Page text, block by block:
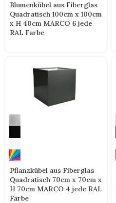
Blumenkübel aus Fiberglas
Quadratisch 100cm x 100cm
x H 40cm MARCO 6 jede
RAL Farbe
Pflanzkübel aus Fiberglas
Quadratisch 70cm x 70cm x
H 70cm MARCO 4 jede RAL
Farbe